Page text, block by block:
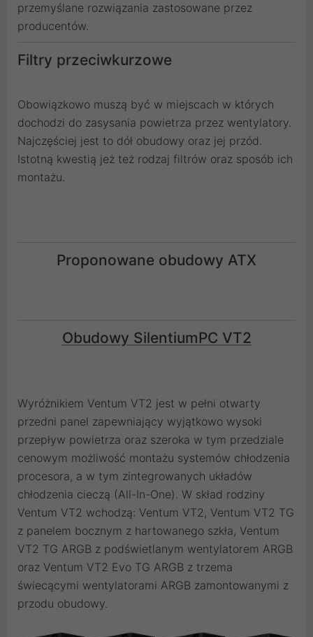
przemyślane rozwiązania zastosowane przez
producentów.
Filtry przeciwkurzowe
Obowiązkowo muszą być w miejscach w których
dochodzi do zasysania powietrza przez wentylatory.
Najczęściej jest to dół obudowy oraz jej przód.
Istotną kwestią jeż też rodzaj filtrów oraz sposób ich
montażu.
Proponowane obudowy ATX
Obudowy SilentiumPC VT2
Wyróżnikiem Ventum VT2 jest w pełni otwarty
przedni panel zapewniający wyjątkowo wysoki
przepływ powietrza oraz szeroka w tym przedziale
cenowym możliwość montażu systemów chłodzenia
procesora, a w tym zintegrowanych układów
chłodzenia cieczą (All-In-One). W skład rodziny
Ventum VT2 wchodzą: Ventum VT2, Ventum VT2 TG
z panelem bocznym z hartowanego szkła, Ventum
VT2 TG ARGB z podświetlanym wentylatorem ARGB
oraz Ventum VT2 Evo TG ARGB z trzema
świecącymi wentylatorami ARGB zamontowanymi z
przodu obudowy.